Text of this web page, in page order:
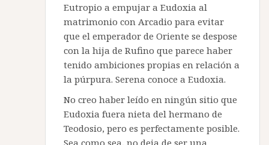
Eutropio a empujar a Eudoxia al
matrimonio con Arcadio para evitar
que el emperador de Oriente se despose
con la hija de Rufino que parece haber
tenido ambiciones propias en relación a
la púrpura. Serena conoce a Eudoxia.
No creo haber leído en ningún sitio que
Eudoxia fuera nieta del hermano de
Teodosio, pero es perfectamente posible.